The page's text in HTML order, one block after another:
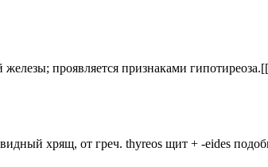
проявляется признаками
хрящ, от греч. thyreos щит + -eides